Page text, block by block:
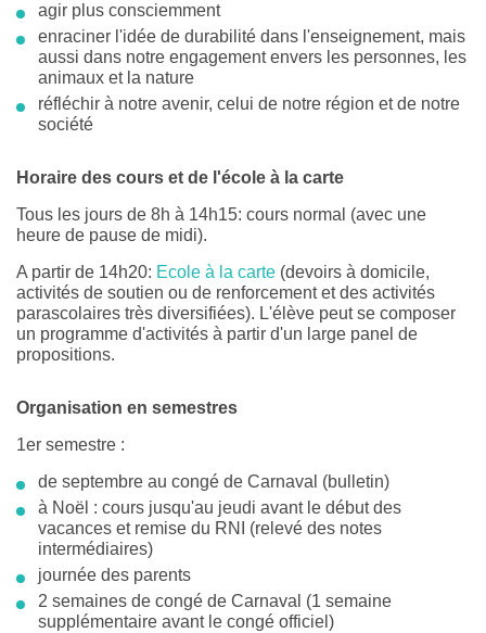
agir plus consciemment
enraciner l'idée de durabilité dans l'enseignement, mais
aussi dans notre engagement envers les personnes, les
animaux et la nature
réfléchir à notre avenir, celui de notre région et de notre
société
Horaire des cours et de l'école à la carte
Tous les jours de 8h à 14h15: cours normal (avec une
heure de pause de midi).
A partir de 14h20: Ecole à la carte (devoirs à domicile,
activités de soutien ou de renforcement et des activités
parascolaires très diversifiées). L'élève peut se composer
un programme d'activités à partir d'un large panel de
propositions.
Organisation en semestres
1er semestre :
de septembre au congé de Carnaval (bulletin)
à Noël : cours jusqu'au jeudi avant le début des
vacances et remise du RNI (relevé des notes
intermédiaires)
journée des parents
2 semaines de congé de Carnaval (1 semaine
supplémentaire avant le congé officiel)